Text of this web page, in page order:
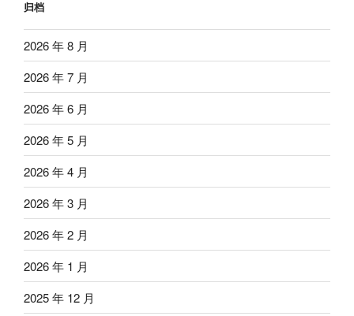
归档
2026 年 8 月
2026 年 7 月
2026 年 6 月
2026 年 5 月
2026 年 4 月
2026 年 3 月
2026 年 2 月
2026 年 1 月
2025 年 12 月